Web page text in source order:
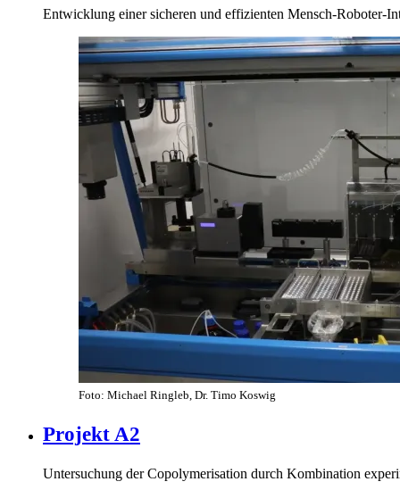
Entwicklung einer sicheren und effizienten Mensch-Roboter-
Foto: Michael Ringleb, Dr. Timo Koswig
Projekt A2
Untersuchung der Copolymerisation durch Kombination